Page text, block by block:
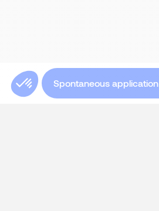
Spontaneous application